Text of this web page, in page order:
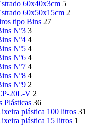
60x40x3cm 5
60x50x15cm 2
tipo Bins 27
Nº3 3
Nº4 4
Nº5 4
Nº6 4
Nº7 4
Nº8 4
Nº9 2
20L-V 2
Plásticas 36
plástica 100 litros 31
plástica 15 litros 1